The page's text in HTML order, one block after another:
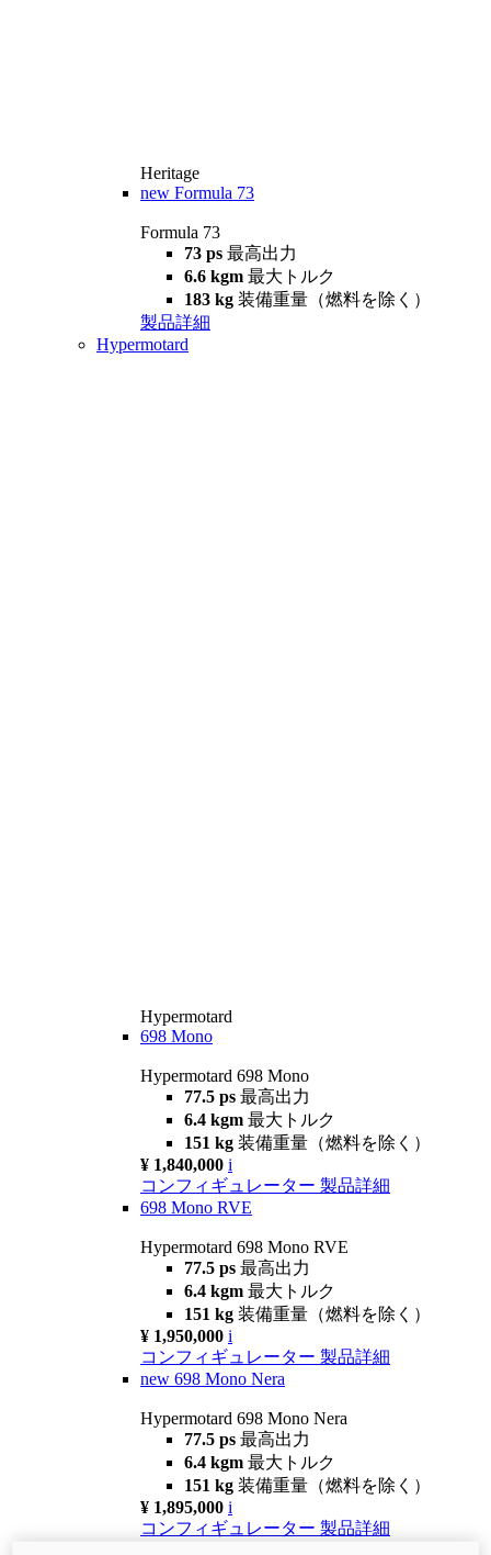
Heritage
new Formula 73
Formula 73
73 ps 最高出力
6.6 kgm 最大トルク
183 kg 装備重量（燃料を除く）
製品詳細
Hypermotard
Hypermotard
698 Mono
Hypermotard 698 Mono
77.5 ps 最高出力
6.4 kgm 最大トルク
151 kg 装備重量（燃料を除く）
¥ 1,840,000 i
コンフィギュレーター 製品詳細
698 Mono RVE
Hypermotard 698 Mono RVE
77.5 ps 最高出力
6.4 kgm 最大トルク
151 kg 装備重量（燃料を除く）
¥ 1,950,000 i
コンフィギュレーター 製品詳細
new 698 Mono Nera
Hypermotard 698 Mono Nera
77.5 ps 最高出力
6.4 kgm 最大トルク
151 kg 装備重量（燃料を除く）
¥ 1,895,000 i
コンフィギュレーター 製品詳細